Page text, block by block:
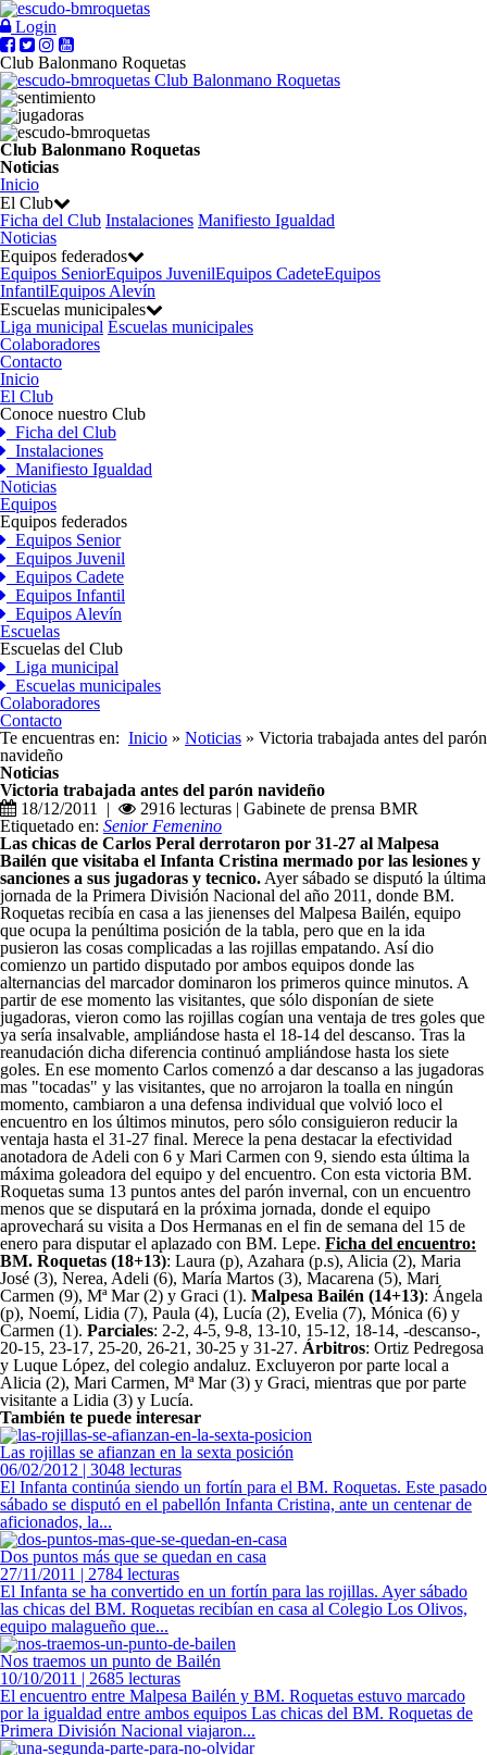
Login
Club Balonmano Roquetas
Club Balonmano Roquetas
Club Balonmano Roquetas
Noticias
Inicio
El Club
Ficha del Club Instalaciones Manifiesto Igualdad
Noticias
Equipos federados
Equipos SeniorEquipos JuvenilEquipos CadeteEquipos
InfantilEquipos Alevín
Escuelas municipales
Liga municipal Escuelas municipales
Colaboradores
Contacto
Inicio
El Club
Conoce nuestro Club
Ficha del Club
Instalaciones
Manifiesto Igualdad
Noticias
Equipos
Equipos federados
Equipos Senior
Equipos Juvenil
Equipos Cadete
Equipos Infantil
Equipos Alevín
Escuelas
Escuelas del Club
Liga municipal
Escuelas municipales
Colaboradores
Contacto
Te encuentras en: Inicio » Noticias » Victoria trabajada antes del parón
navideño
Noticias
Victoria trabajada antes del parón navideño
18/12/2011 |
2916 lecturas | Gabinete de prensa BMR
Etiquetado en: Senior Femenino
Las chicas de Carlos Peral derrotaron por 31-27 al Malpesa
Bailén que visitaba el Infanta Cristina mermado por las lesiones y
sanciones a sus jugadoras y tecnico. Ayer sábado se disputó la última
jornada de la Primera División Nacional del año 2011, donde BM.
Roquetas recibía en casa a las jienenses del Malpesa Bailén, equipo
que ocupa la penúltima posición de la tabla, pero que en la ida
pusieron las cosas complicadas a las rojillas empatando. Así dio
comienzo un partido disputado por ambos equipos donde las
alternancias del marcador dominaron los primeros quince minutos. A
partir de ese momento las visitantes, que sólo disponían de siete
jugadoras, vieron como las rojillas cogían una ventaja de tres goles que
ya sería insalvable, ampliándose hasta el 18-14 del descanso. Tras la
reanudación dicha diferencia continuó ampliándose hasta los siete
goles. En ese momento Carlos comenzó a dar descanso a las jugadoras
mas "tocadas" y las visitantes, que no arrojaron la toalla en ningún
momento, cambiaron a una defensa individual que volvió loco el
encuentro en los últimos minutos, pero sólo consiguieron reducir la
ventaja hasta el 31-27 final. Merece la pena destacar la efectividad
anotadora de Adeli con 6 y Mari Carmen con 9, siendo esta última la
máxima goleadora del equipo y del encuentro. Con esta victoria BM.
Roquetas suma 13 puntos antes del parón invernal, con un encuentro
menos que se disputará en la próxima jornada, donde el equipo
aprovechará su visita a Dos Hermanas en el fin de semana del 15 de
enero para disputar el aplazado con BM. Lepe. Ficha del encuentro:
BM. Roquetas (18+13): Laura (p), Azahara (p.s), Alicia (2), Maria
José (3), Nerea, Adeli (6), María Martos (3), Macarena (5), Mari
Carmen (9), Mª Mar (2) y Graci (1). Malpesa Bailén (14+13): Ángela
(p), Noemí, Lidia (7), Paula (4), Lucía (2), Evelia (7), Mónica (6) y
Carmen (1). Parciales: 2-2, 4-5, 9-8, 13-10, 15-12, 18-14, -descanso-,
20-15, 23-17, 25-20, 26-21, 30-25 y 31-27. Árbitros: Ortiz Pedregosa
y Luque López, del colegio andaluz. Excluyeron por parte local a
Alicia (2), Mari Carmen, Mª Mar (3) y Graci, mientras que por parte
visitante a Lidia (3) y Lucía.
También te puede interesar
Las rojillas se afianzan en la sexta posición
06/02/2012 | 3048 lecturas
El Infanta continúa siendo un fortín para el BM. Roquetas. Este pasado
sábado se disputó en el pabellón Infanta Cristina, ante un centenar de
aficionados, la...
Dos puntos más que se quedan en casa
27/11/2011 | 2784 lecturas
El Infanta se ha convertido en un fortín para las rojillas. Ayer sábado
las chicas del BM. Roquetas recibían en casa al Colegio Los Olivos,
equipo malagueño que...
Nos traemos un punto de Bailén
10/10/2011 | 2685 lecturas
El encuentro entre Malpesa Bailén y BM. Roquetas estuvo marcado
por la igualdad entre ambos equipos Las chicas del BM. Roquetas de
Primera División Nacional viajaron...